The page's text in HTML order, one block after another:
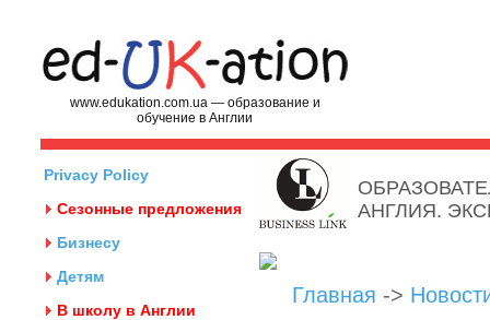
www.edukation.com.ua — образование и
обучение в Англии
Privacy Policy
Сезонные предложения
Бизнесу
Детям
В школу в Англии
АНГЛИЯ.
Главная ->